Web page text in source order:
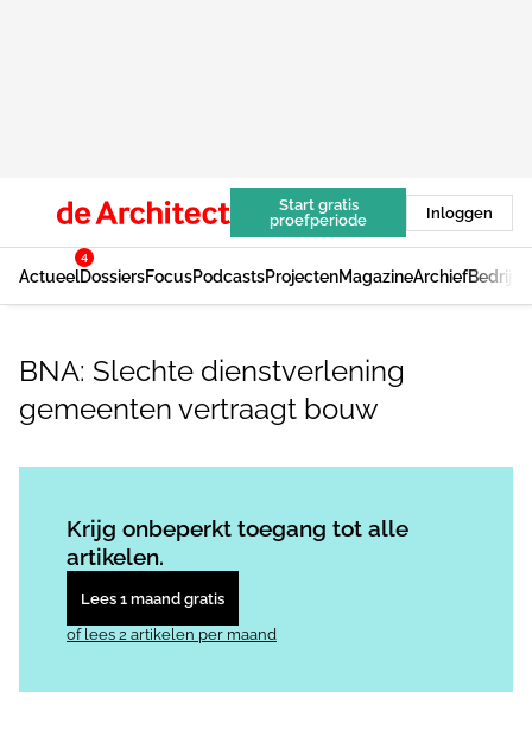
Start gratis
proefperiode
Inloggen
Actueel
4
DossiersFocusPodcastsProjectenMagazineArchief
BNA: Slechte dienstverlening
gemeenten vertraagt bouw
Krijg onbeperkt toegang tot alle
artikelen.
Lees 1 maand gratis
of lees 2 artikelen per maand